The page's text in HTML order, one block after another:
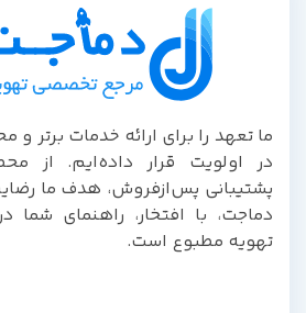
ما تعهد را برای ارائه خدمات برتر
در اولویت قرار داده‌ایم. از
پشتیبانی پس‌از‌فروش، هدف ما
دماجت، با افتخار، راهنمای شما
تهویه مطبوع است.